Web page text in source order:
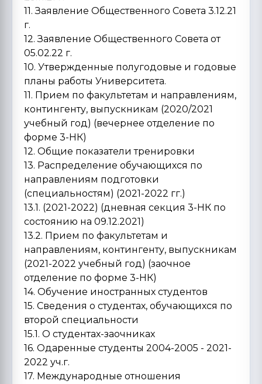
11. Заявление Общественного Совета 3.12.21
г.
12. Заявление Общественного Совета от
05.02.22 г.
10. Утвержденные полугодовые и годовые
планы работы Университета.
11. Прием по факультетам и направлениям,
контингенту, выпускникам (2020/2021
учебный год) (вечернее отделение по
форме 3-НК)
12. Общие показатели тренировки
13. Распределение обучающихся по
направлениям подготовки
(специальностям) (2021-2022 гг.)
13.1. (2021-2022) (дневная секция 3-НК по
состоянию на 09.12.2021)
13.2. Прием по факультетам и
направлениям, контингенту, выпускникам
(2021-2022 учебный год) (заочное
отделение по форме 3-НК)
14. Обучение иностранных студентов
15. Сведения о студентах, обучающихся по
второй специальности
15.1. О студентах-заочниках
16. Одаренные студенты 2004-2005 - 2021-
2022 уч.г.
17. Международные отношения